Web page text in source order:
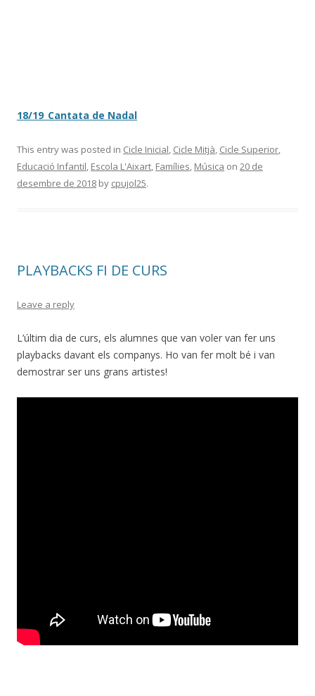
18/19_Cantata de Nadal
This entry was posted in Cicle Inicial, Cicle Mitjà, Cicle Superior,
Educació Infantil, Escola L'Aixart, Famílies, Música on 20 de
desembre de 2018 by cpujol25.
PLAYBACKS FI DE CURS
Leave a reply
L’últim dia de curs, els alumnes que van voler van fer uns
playbacks davant els companys. Ho van fer molt bé i van
demostrar ser uns grans artistes!